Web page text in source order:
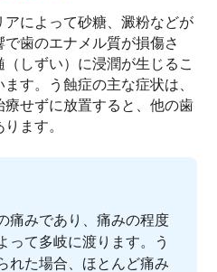
アによって砂糖、澱粉などが
歯のエナメル質が損傷さ
しずい）に浸潤が生じるこ
す。う蝕症の主な症状は、
せずに放置すると、他の歯
ます。
痛みであり、痛みの程度
って多岐に渡ります。う
れた場合、ほとんど痛み